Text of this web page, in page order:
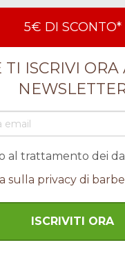
5€ DI SCONTO*
TI ISCRIVI ORA
al trattamento dei
sulla privacy di